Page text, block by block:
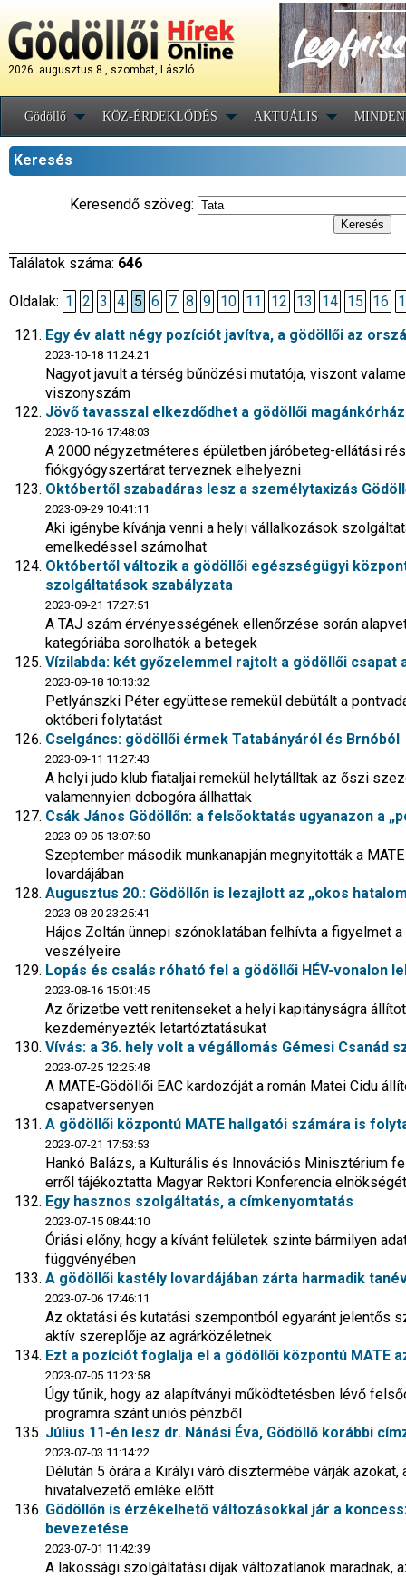
2026. augusztus 8., szombat, László
Gödöllő KÖZ-ÉRDEKLŐDÉS AKTUÁLIS
Keresés
Keresendő szöveg:
Találatok száma: 646
Oldalak: 1 2 3 4 5 6 7 8 9 10 11 12 13 14 15 16
Egy év alatt négy pozíciót javítva, a gödöllői az
2023-10-18 11:24:21
Nagyot javult a térség bűnözési mutatója, viszont
viszonyszám
Jövő tavasszal elkezdődhet a gödöllői
2023-10-16 17:48:03
A 2000 négyzetméteres épületben járóbeteg-ellátási
fiókgyógyszertárat terveznek elhelyezni
Októbertől szabadáras lesz a személytaxizás
2023-09-29 10:41:11
Aki igénybe kívánja venni a helyi vállalkozások
emelkedéssel számolhat
Októbertől változik a gödöllői egészségügyi
szolgáltatások szabályzata
2023-09-21 17:27:51
A TAJ szám érvényességének ellenőrzése során
kategóriába sorolhatók a betegek
Vízilabda: két győzelemmel rajtolt a gödöllői csapat
2023-09-18 10:13:32
Petlyánszki Péter együttese remekül debütált a
októberi folytatást
Cselgáncs: gödöllői érmek Tatabányáról és Brnóból
2023-09-11 11:27:43
A helyi judo klub fiataljai remekül helytálltak az őszi
valamennyien dobogóra állhattak
Csák János Gödöllőn: a felsőoktatás ugyanazon a
2023-09-05 13:07:50
Szeptember második munkanapján megnyitották a
lovardájában
Augusztus 20.: Gödöllőn is lezajlott az „okos
2023-08-20 23:25:41
Hájos Zoltán ünnepi szónoklatában felhívta a figyelmet
veszélyeire
Lopás és csalás róható fel a gödöllői HÉV-vonalon
2023-08-16 15:01:45
Az őrizetbe vett renitenseket a helyi kapitányságra
kezdeményezték letartóztatásukat
Vívás: a 36. hely volt a végállomás Gémesi Csanád
2023-07-25 12:25:48
A MATE-Gödöllői EAC kardozóját a román Matei Cidu
csapatversenyen
A gödöllői központú MATE hallgatói számára is
2023-07-21 17:53:53
Hankó Balázs, a Kulturális és Innovációs Minisztérium
erről tájékoztatta Magyar Rektori Konferencia elnökségét
Egy hasznos szolgáltatás, a címkenyomtatás
2023-07-15 08:44:10
Óriási előny, hogy a kívánt felületek szinte bármilyen
függvényében
A gödöllői kastély lovardájában zárta harmadik
2023-07-06 17:46:11
Az oktatási és kutatási szempontból egyaránt jelentős
aktív szereplője az agrárközéletnek
Ezt a pozíciót foglalja el a gödöllői központú MATE
2023-07-05 11:23:58
Úgy tűnik, hogy az alapítványi működtetésben lévő
programra szánt uniós pénzből
Július 11-én lesz dr. Nánási Éva, Gödöllő korábbi
2023-07-03 11:14:22
Délután 5 órára a Királyi váró dísztermébe várják
hivatalvezető emléke előtt
Gödöllőn is érzékelhető változásokkal jár a
bevezetése
2023-07-01 11:42:39
A lakossági szolgáltatási díjak változatlanok maradnak,